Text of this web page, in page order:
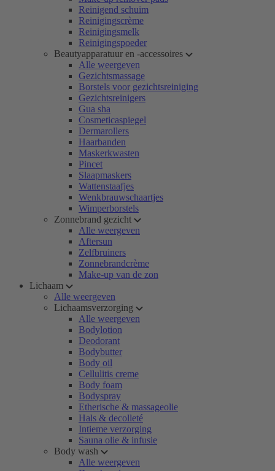
Reinigend schuim
Reinigingscrème
Reinigingsmelk
Reinigingspoeder
Beautyapparatuur en -accessoires
Alle weergeven
Gezichtsmassage
Borstels voor gezichtsreiniging
Gezichtsreinigers
Gua sha
Cosmeticaspiegel
Dermarollers
Haarbanden
Maskerkwasten
Pincet
Slaapmaskers
Wattenstaafjes
Wenkbrauwschaartjes
Wimperborstels
Zonnebrand gezicht
Alle weergeven
Aftersun
Zelfbruiners
Zonnebrandcrème
Make-up van de zon
Lichaam
Alle weergeven
Lichaamsverzorging
Alle weergeven
Bodylotion
Deodorant
Bodybutter
Body oil
Cellulitis creme
Body foam
Bodyspray
Etherische & massageolie
Hals & decolleté
Intieme verzorging
Sauna olie & infusie
Body wash
Alle weergeven